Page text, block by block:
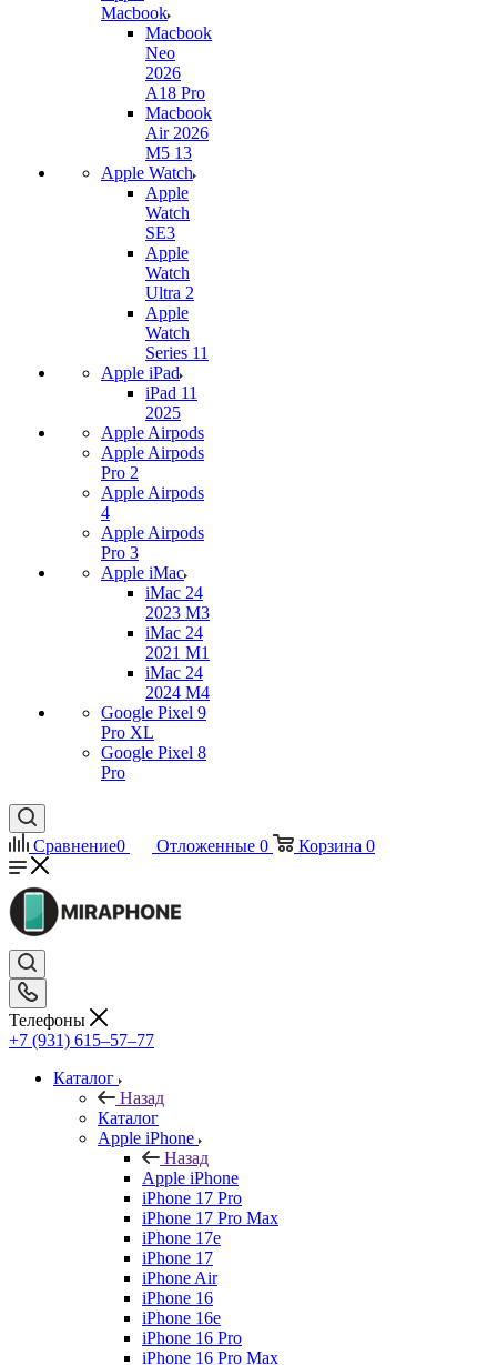
Macbook
Macbook
Neo
2026
A18 Pro
Macbook
Air 2026
M5 13
Apple Watch
Apple
Watch
SE3
Apple
Watch
Ultra 2
Apple
Watch
Series 11
Apple iPad
iPad 11
2025
Apple Airpods
Apple Airpods
Pro 2
Apple Airpods
4
Apple Airpods
Pro 3
Apple iMac
iMac 24
2023 M3
iMac 24
2021 M1
iMac 24
2024 M4
Google Pixel 9
Pro XL
Google Pixel 8
Pro
Сравнение0 Отложенные 0 Корзина 0
Телефоны
+7 (931) 615‒57‒77
Каталог
Назад
Каталог
Apple iPhone
Назад
Apple iPhone
iPhone 17 Pro
iPhone 17 Pro Max
iPhone 17e
iPhone 17
iPhone Air
iPhone 16
iPhone 16e
iPhone 16 Pro
iPhone 16 Pro Max